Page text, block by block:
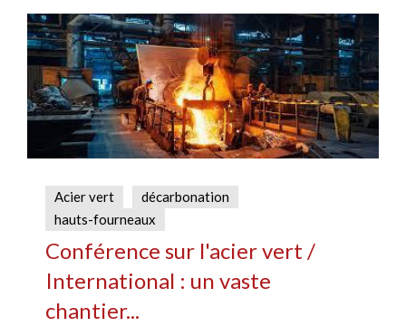
Acier vert
décarbonation
hauts-fourneaux
Conférence sur l'acier vert /
International : un vaste
chantier...